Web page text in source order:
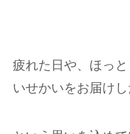
疲れた日や、ほっ
いせかいをお届けし